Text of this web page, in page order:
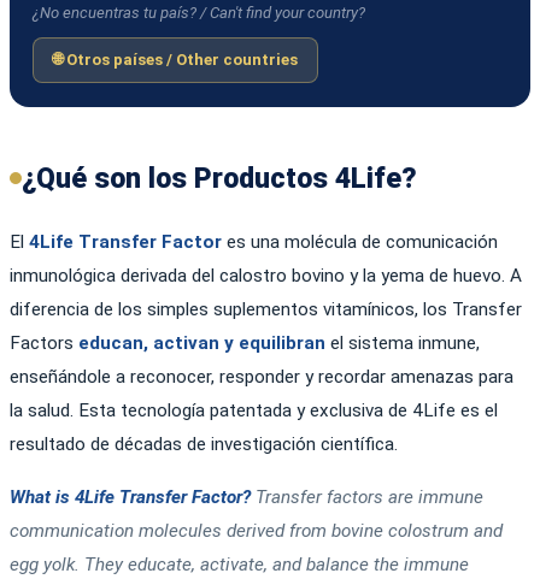
¿No encuentras tu país? / Can't find your country?
🌐 Otros países / Other countries
¿Qué son los Productos 4Life?
El 4Life Transfer Factor es una molécula de comunicación
inmunológica derivada del calostro bovino y la yema de huevo. A
diferencia de los simples suplementos vitamínicos, los Transfer
Factors educan, activan y equilibran el sistema inmune,
enseñándole a reconocer, responder y recordar amenazas para
la salud. Esta tecnología patentada y exclusiva de 4Life es el
resultado de décadas de investigación científica.
What is 4Life Transfer Factor?Transfer factors are immune
communication molecules derived from bovine colostrum and
egg yolk. They educate, activate, and balance the immune